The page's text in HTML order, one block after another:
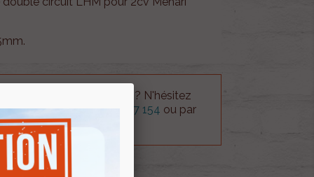
technique sur le produit ? N'hésitez
technique au0254 277 154 ou par
.